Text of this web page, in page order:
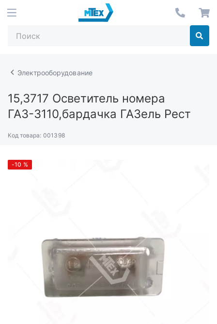
Электрооборудование
15,3717 Осветитель номера
ГАЗ-3110,бардачка ГАЗель Рест
Код товара: 001398
-10 %